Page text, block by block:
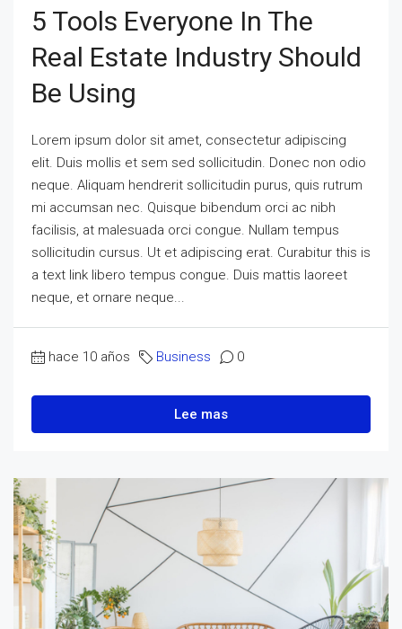
5 Tools Everyone In The
Real Estate Industry Should
Be Using
Lorem ipsum dolor sit amet, consectetur adipiscing
elit. Duis mollis et sem sed sollicitudin. Donec non odio
neque. Aliquam hendrerit sollicitudin purus, quis rutrum
mi accumsan nec. Quisque bibendum orci ac nibh
facilisis, at malesuada orci congue. Nullam tempus
sollicitudin cursus. Ut et adipiscing erat. Curabitur this is
a text link libero tempus congue. Duis mattis laoreet
neque, et ornare neque...
hace 10 años Business 0
Lee mas